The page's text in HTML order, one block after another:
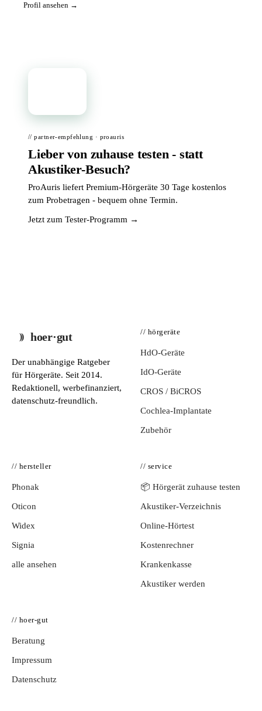
Profil ansehen →
// partner-empfehlung · proauris
Lieber von zuhause testen - statt
Akustiker-Besuch?
ProAuris liefert Premium-Hörgeräte 30 Tage kostenlos
zum Probetragen - bequem ohne Termin.
Jetzt zum Tester-Programm →
hoer·gut
Der unabhängige Ratgeber
für Hörgeräte. Seit 2014.
Redaktionell, werbefinanziert,
datenschutz-freundlich.
// hörgeräte
HdO-Geräte
IdO-Geräte
CROS / BiCROS
Cochlea-Implantate
Zubehör
// hersteller
Phonak
Oticon
Widex
Signia
alle ansehen
// service
📦 Hörgerät zuhause testen
Akustiker-Verzeichnis
Online-Hörtest
Kostenrechner
Krankenkasse
Akustiker werden
// hoer-gut
Beratung
Impressum
Datenschutz